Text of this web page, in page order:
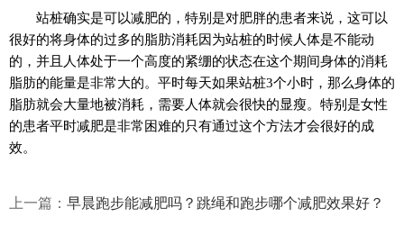
站桩确实是可以减肥的，特别是对肥胖的患者来说，这可以
很好的将身体的过多的脂肪消耗因为站桩的时候人体是不能动
的，并且人体处于一个高度的紧绷的状态在这个期间身体的消耗
脂肪的能量是非常大的。平时每天如果站桩3个小时，那么身体的
脂肪就会大量地被消耗，需要人体就会很快的显瘦。特别是女性
的患者平时减肥是非常困难的只有通过这个方法才会很好的成
效。
上一篇： 早晨跑步能减肥吗？跳绳和跑步哪个减肥效果好？